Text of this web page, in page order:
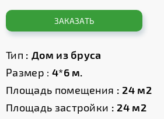
ЗАКАЗАТЬ
Тип : Дом из бруса
Размер : 4*6 м.
Площадь помещения : 24 м2
Площадь застройки : 24 м2